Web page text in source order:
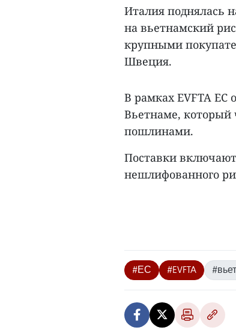
Италия поднялась
на вьетнамский
крупными
Швеция.
В рамках EVFTA ЕС
Вьетнаме, который
пошлинами.
Поставки
нешлифованного
#ЕС #EVFTA